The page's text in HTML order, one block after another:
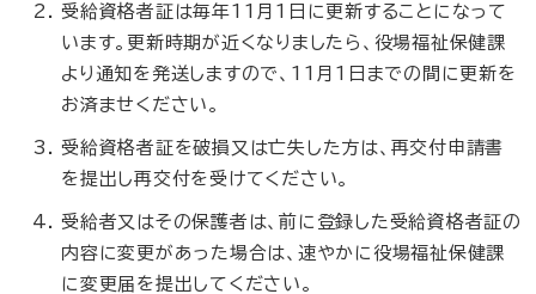
受給資格者証は毎年11月1日に更新することになって
います。更新時期が近くなりましたら、役場福祉保健課
より通知を発送しますので、11月1日までの間に更新を
お済ませください。
受給資格者証を破損又は亡失した方は、再交付申請書
を提出し再交付を受けてください。
受給者又はその保護者は、前に登録した受給資格者証の
内容に変更があった場合は、速やかに役場福祉保健課
に変更届を提出してください。